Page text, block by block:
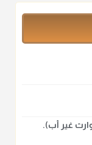
عليه من سنة
رضي الله